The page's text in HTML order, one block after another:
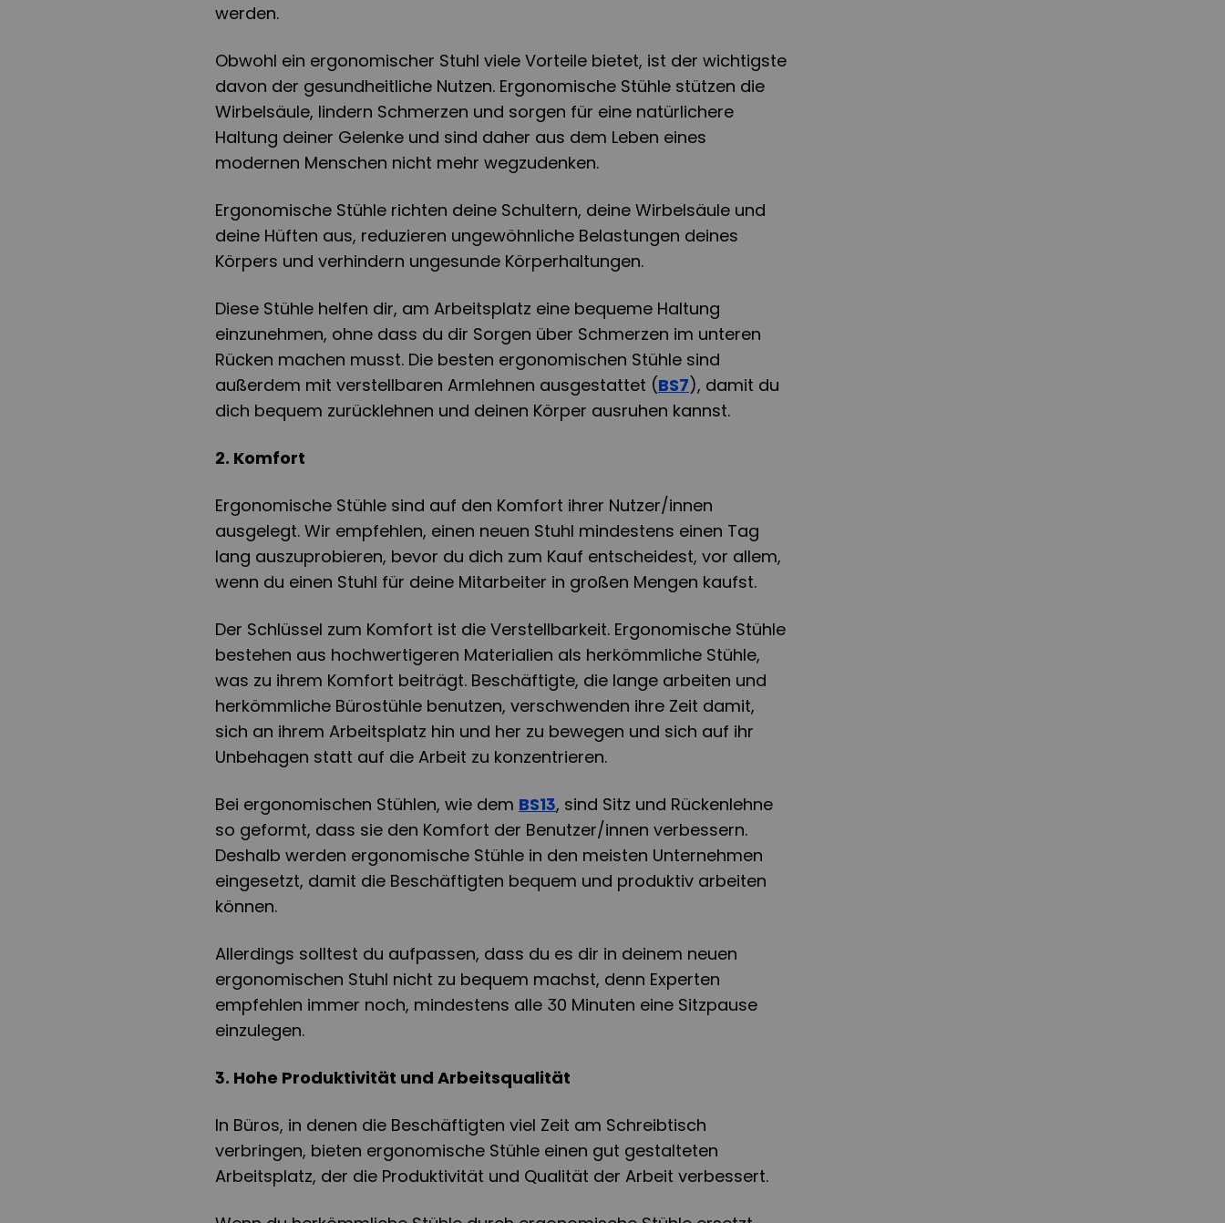
werden.
Obwohl ein ergonomischer Stuhl viele Vorteile bietet, ist der wichtigste
davon der gesundheitliche Nutzen. Ergonomische Stühle stützen die
Wirbelsäule, lindern Schmerzen und sorgen für eine natürlichere
Haltung deiner Gelenke und sind daher aus dem Leben eines
modernen Menschen nicht mehr wegzudenken.
Ergonomische Stühle richten deine Schultern, deine Wirbelsäule und
deine Hüften aus, reduzieren ungewöhnliche Belastungen deines
Körpers und verhindern ungesunde Körperhaltungen.
Diese Stühle helfen dir, am Arbeitsplatz eine bequeme Haltung
einzunehmen, ohne dass du dir Sorgen über Schmerzen im unteren
Rücken machen musst. Die besten ergonomischen Stühle sind
außerdem mit verstellbaren Armlehnen ausgestattet (BS7), damit du
dich bequem zurücklehnen und deinen Körper ausruhen kannst.
2. Komfort
Ergonomische Stühle sind auf den Komfort ihrer Nutzer/innen
ausgelegt. Wir empfehlen, einen neuen Stuhl mindestens einen Tag
lang auszuprobieren, bevor du dich zum Kauf entscheidest, vor allem,
wenn du einen Stuhl für deine Mitarbeiter in großen Mengen kaufst.
Der Schlüssel zum Komfort ist die Verstellbarkeit. Ergonomische Stühle
bestehen aus hochwertigeren Materialien als herkömmliche Stühle,
was zu ihrem Komfort beiträgt. Beschäftigte, die lange arbeiten und
herkömmliche Bürostühle benutzen, verschwenden ihre Zeit damit,
sich an ihrem Arbeitsplatz hin und her zu bewegen und sich auf ihr
Unbehagen statt auf die Arbeit zu konzentrieren.
Bei ergonomischen Stühlen, wie dem BS13, sind Sitz und Rückenlehne
so geformt, dass sie den Komfort der Benutzer/innen verbessern.
Deshalb werden ergonomische Stühle in den meisten Unternehmen
eingesetzt, damit die Beschäftigten bequem und produktiv arbeiten
können.
Allerdings solltest du aufpassen, dass du es dir in deinem neuen
ergonomischen Stuhl nicht zu bequem machst, denn Experten
empfehlen immer noch, mindestens alle 30 Minuten eine Sitzpause
einzulegen.
3. Hohe Produktivität und Arbeitsqualität
In Büros, in denen die Beschäftigten viel Zeit am Schreibtisch
verbringen, bieten ergonomische Stühle einen gut gestalteten
Arbeitsplatz, der die Produktivität und Qualität der Arbeit verbessert.